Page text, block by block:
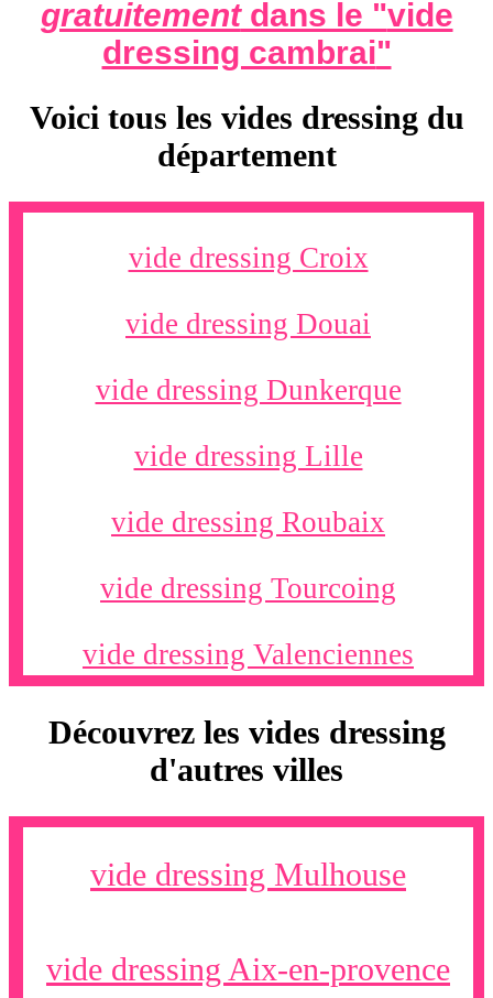
gratuitementdans le "vide
dressing cambrai"
Voici tous les vides dressing du
département
vide dressing Croix
vide dressing Douai
vide dressing Dunkerque
vide dressing Lille
vide dressing Roubaix
vide dressing Tourcoing
vide dressing Valenciennes
Découvrez les vides dressing
d'autres villes
vide dressing Mulhouse
vide dressing Aix-en-provence